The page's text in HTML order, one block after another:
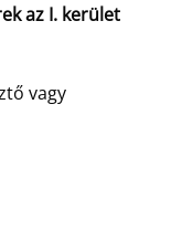
az I. kerület
vagy